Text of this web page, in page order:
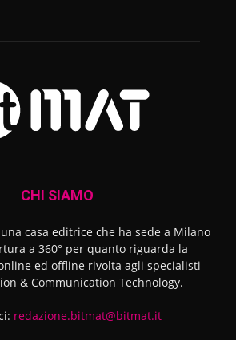
CHI SIAMO
casa editrice che ha sede a Milano
a 360° per quanto riguarda la
ed offline rivolta agli specialisti
& Communication Technology.
redazione.bitmat@bitmat.it